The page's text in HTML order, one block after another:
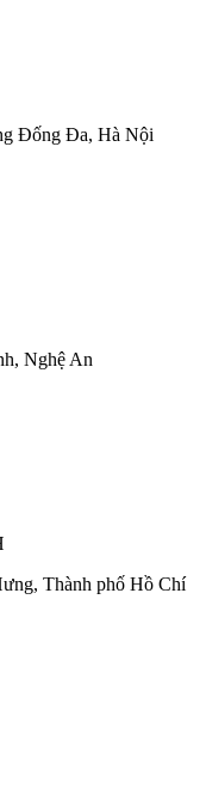
Đống Đa, Hà Nội
Nghệ An
Thành phố Hồ Chí